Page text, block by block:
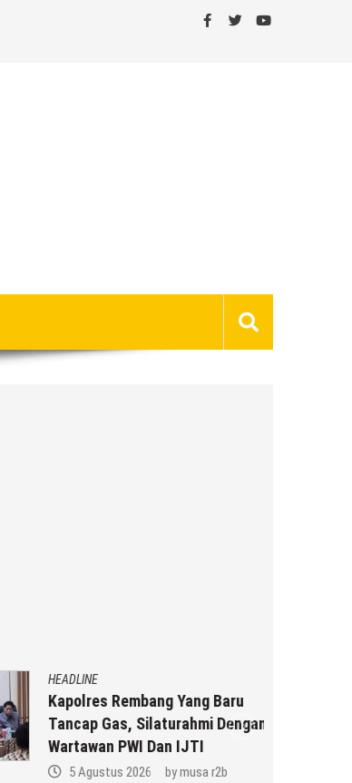
HEADLINE
Kapolres Rembang Yang Baru
Tancap Gas, Silaturahmi Dengan
Wartawan PWI Dan IJTI
5 Agustus 2026 bymusa r2b